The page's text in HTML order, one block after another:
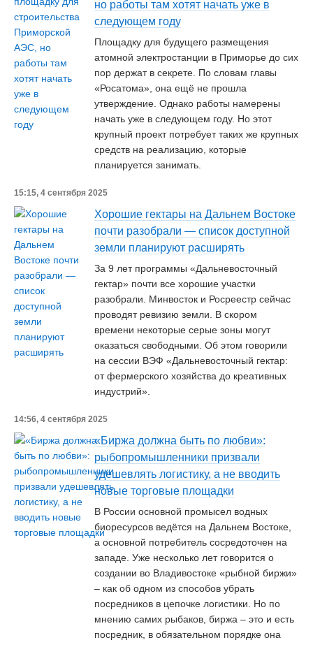
но работы там хотят начать уже в
следующем году
Площадку для будущего размещения
атомной электростанции в Приморье до сих
пор держат в секрете. По словам главы
«Росатома», она ещё не прошла
утверждение. Однако работы намерены
начать уже в следующем году. Но этот
крупный проект потребует таких же крупных
средств на реализацию, которые
планируется занимать.
15:15, 4 сентября 2025
Хорошие гектары на Дальнем Востоке
почти разобрали — список доступной
земли планируют расширять
За 9 лет программы «Дальневосточный
гектар» почти все хорошие участки
разобрали. Минвосток и Росреестр сейчас
проводят ревизию земли. В скором
времени некоторые серые зоны могут
оказаться свободными. Об этом говорили
на сессии ВЭФ «Дальневосточный гектар:
от фермерского хозяйства до креативных
индустрий».
14:56, 4 сентября 2025
«Биржа должна быть по любви»:
рыбопромышленники призвали
удешевлять логистику, а не вводить
новые торговые площадки
В России основной промысел водных
биоресурсов ведётся на Дальнем Востоке,
а основной потребитель сосредоточен на
западе. Уже несколько лет говорится о
создании во Владивостоке «рыбной биржи»
– как об одном из способов убрать
посредников в цепочке логистики. Но по
мнению самих рыбаков, биржа – это и есть
посредник, в обязательном порядке она